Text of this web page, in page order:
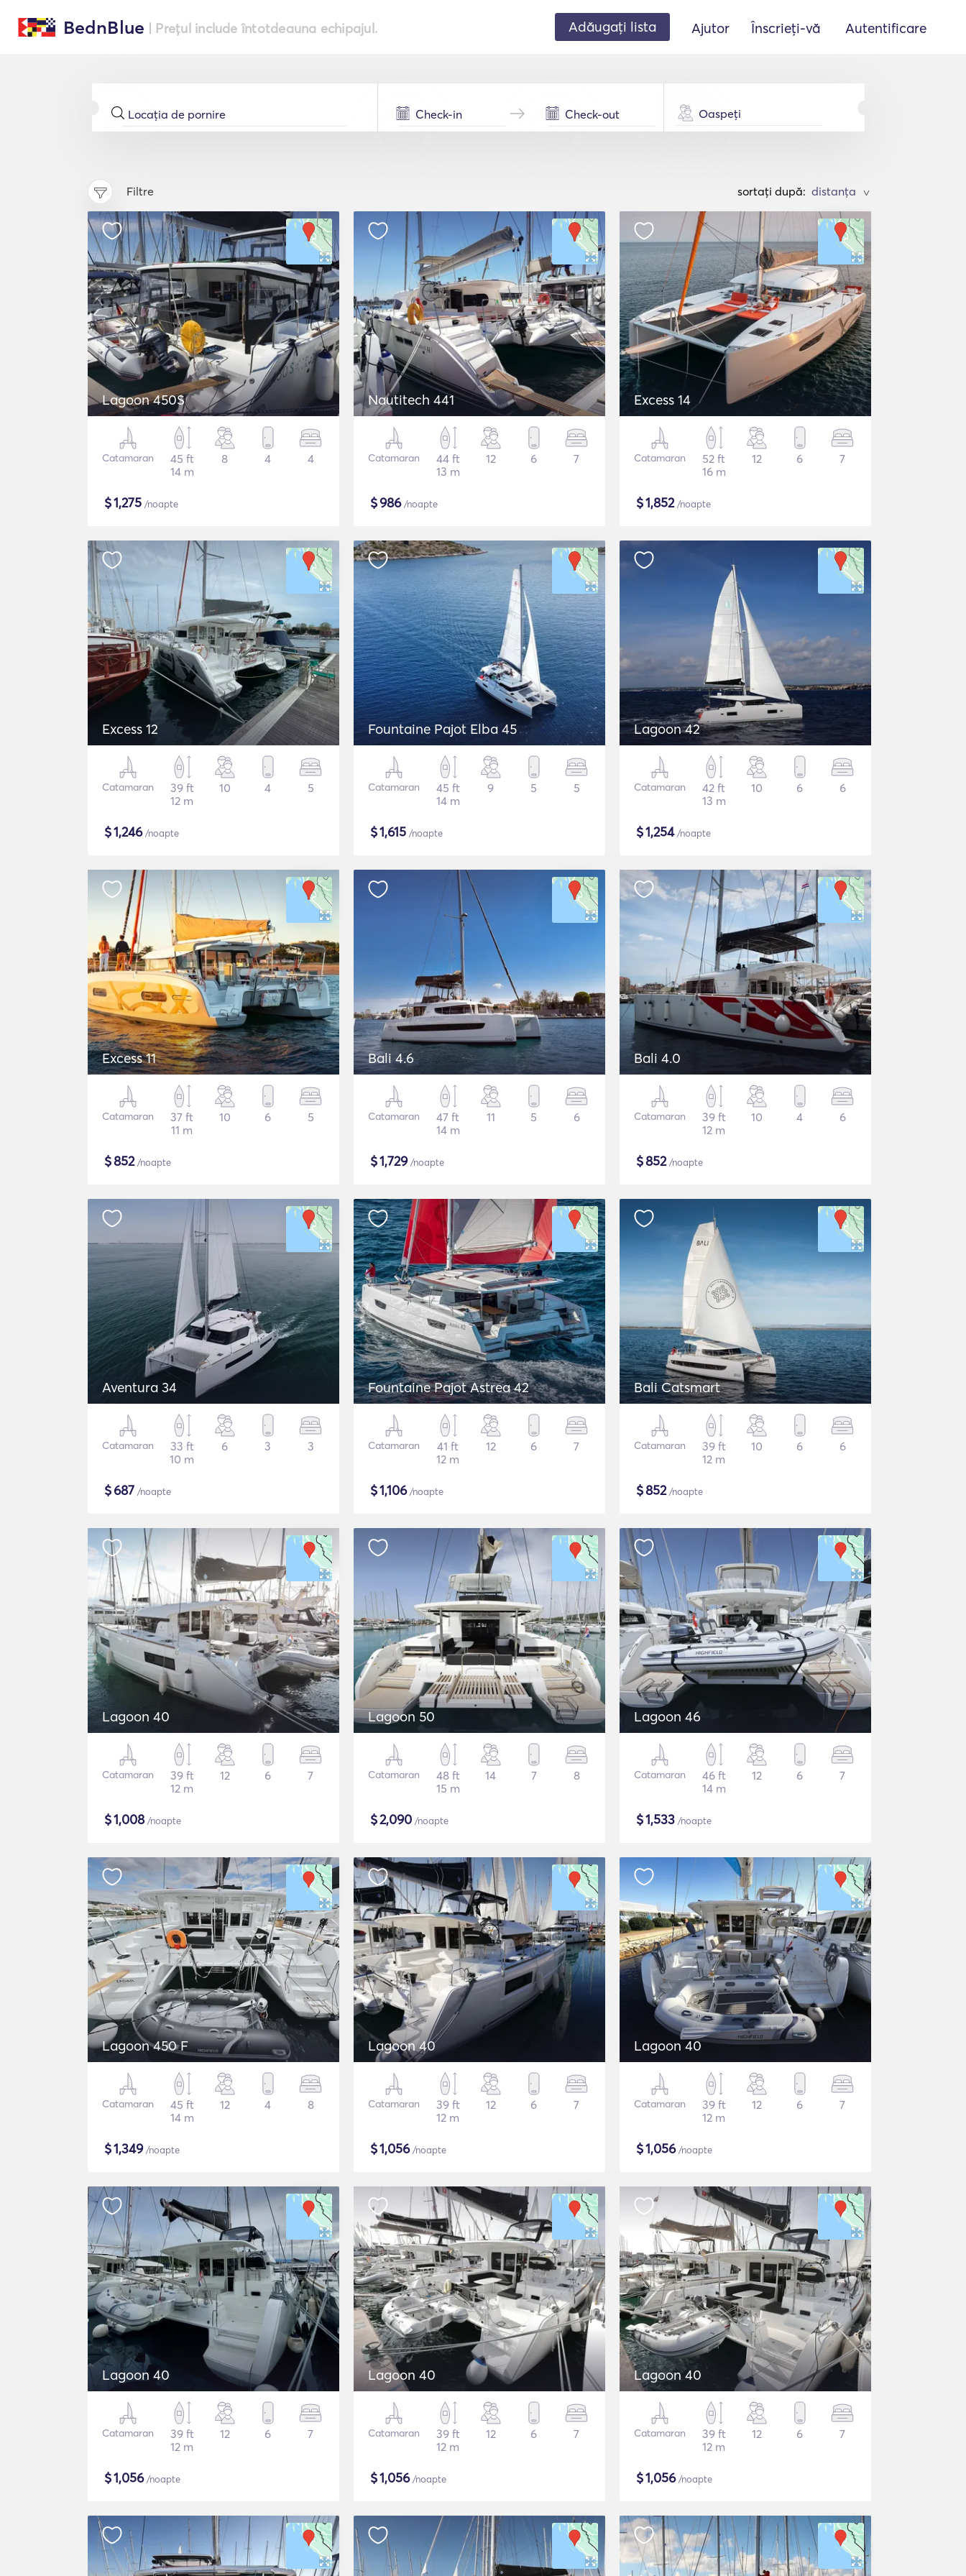
BednBlue | Prețul include întotdeauna echipajul. Adăugați lista Ajutor Înscrieți-vă Autentificare
Oaspeți
Filtre sortați după: >
Lagoon 450S
Catamaran
45 ft
14 m
8 4 4
$1,275 /noapte
Nautitech 441
Catamaran
44 ft
13 m
12 6 7
$986/noapte
Excess 14
Catamaran
52 ft
16 m
12 6 7
$1,852/noapte
Excess 12
Catamaran
39 ft
12 m
10 4 5
$1,246/noapte
Fountaine Pajot Elba 45
Catamaran
45 ft
14 m
9 5 5
$1,615 /noapte
Lagoon 42
Catamaran
42 ft
13 m
10 6 6
$1,254/noapte
Excess 11
Catamaran
37 ft
11 m
10 6 5
$852/noapte
Bali 4.6
Catamaran
47 ft
14 m
11 5 6
$1,729/noapte
Bali 4.0
Catamaran
39 ft
12 m
10 4 6
$852/noapte
Aventura 34
Catamaran
33 ft
10 m
6 3 3
$687 /noapte
Fountaine Pajot Astrea 42
Catamaran
41 ft
12 m
12 6 7
$1,106/noapte
Bali Catsmart
Catamaran
39 ft
12 m
10 6 6
$852/noapte
Lagoon 40
Catamaran
39 ft
12 m
12 6 7
$1,008/noapte
Lagoon 50
Catamaran
48 ft
15 m
14 7 8
$2,090 /noapte
Lagoon 46
Catamaran
46 ft
14 m
12 6 7
$1,533 /noapte
Lagoon 450 F
Catamaran
45 ft
14 m
12 4 8
$1,349/noapte
Lagoon 40
Catamaran
39 ft
12 m
12 6 7
$1,056/noapte
Lagoon 40
Catamaran
39 ft
12 m
12 6 7
$1,056/noapte
Lagoon 40
Catamaran
39 ft
12 m
12 6 7
$1,056/noapte
Lagoon 40
Catamaran
39 ft
12 m
12 6 7
$1,056/noapte
Lagoon 40
Catamaran
39 ft
12 m
12 6 7
$1,056/noapte